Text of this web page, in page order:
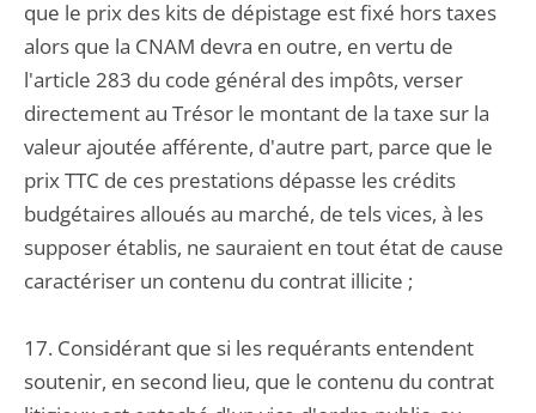
que le prix des kits de dépistage est fixé hors taxes
alors que la CNAM devra en outre, en vertu de
l'article 283 du code général des impôts, verser
directement au Trésor le montant de la taxe sur la
valeur ajoutée afférente, d'autre part, parce que le
prix TTC de ces prestations dépasse les crédits
budgétaires alloués au marché, de tels vices, à les
supposer établis, ne sauraient en tout état de cause
caractériser un contenu du contrat illicite ;
17. Considérant que si les requérants entendent
soutenir, en second lieu, que le contenu du contrat